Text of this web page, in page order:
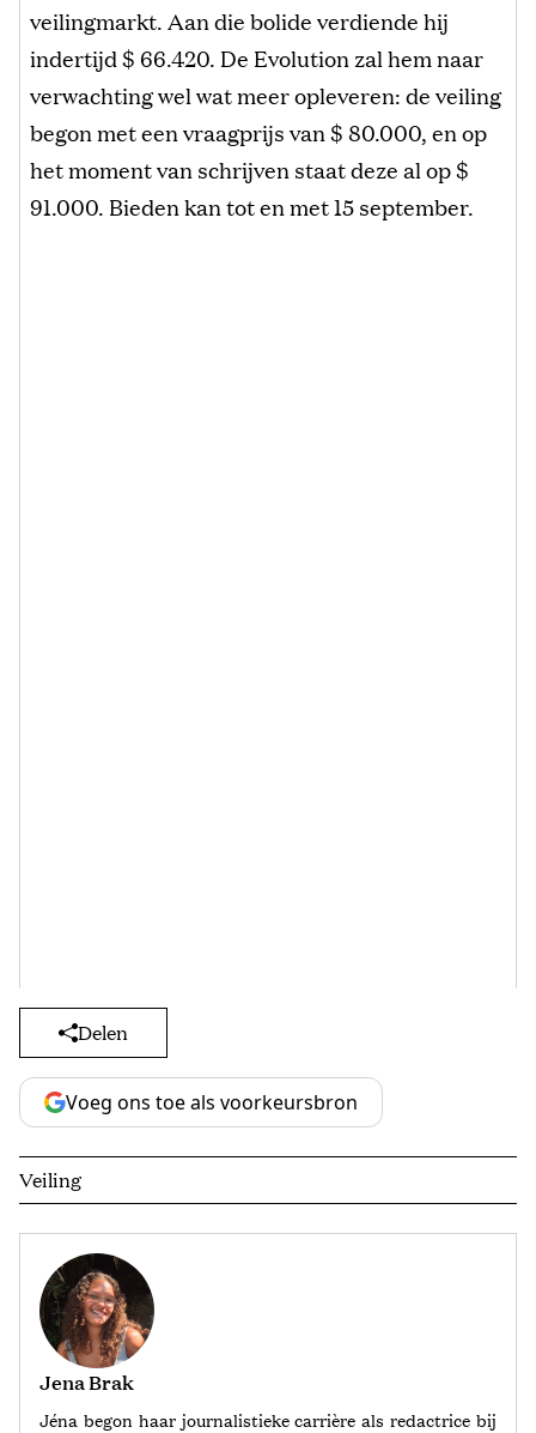
veilingmarkt. Aan die bolide verdiende hij
indertijd $ 66.420. De Evolution zal hem naar
verwachting wel wat meer opleveren: de veiling
begon met een vraagprijs van $ 80.000, en op
het moment van schrijven staat deze al op $
91.000. Bieden kan tot en met 15 september.
Delen
Voeg ons toe als voorkeursbron
Veiling
Jena Brak
Jéna begon haar journalistieke carrière als redactrice bij